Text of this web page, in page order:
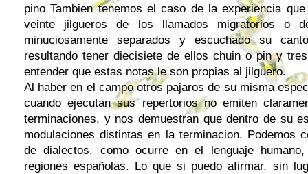
pino Tambien tenemos el caso de la experiencia
veinte jilgueros de los llamados migratorios o
minuciosamente separados y escuchado su
resultando tener diecisiete de ellos chuin o pin y
entender que estas notas le son propias al jilguero.
Al haber en el campo otros pajaros de su misma
cuando ejecutan sus repertorios no emiten
terminaciones, y nos demuestran que dentro de su
modulaciones distintas en la terminacion. Podemos
de dialectos, como ocurre en el lenguaje
regiones españolas. Lo que si puedo afirmar, sin